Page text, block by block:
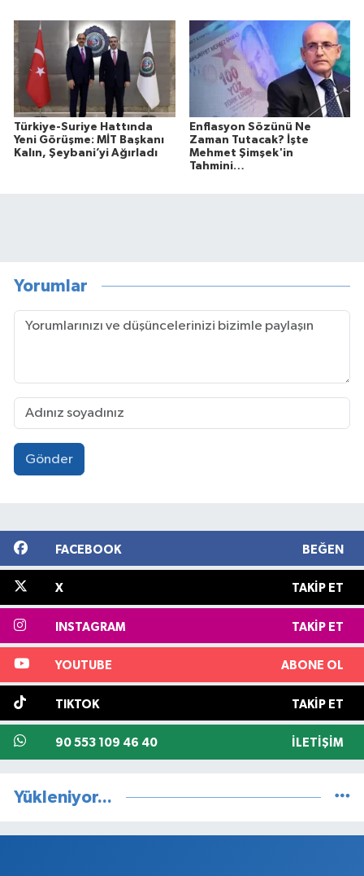
Türkiye-Suriye Hattında
Yeni Görüşme: MİT Başkanı
Kalın, Şeybani’yi Ağırladı
Enflasyon Sözünü Ne
Zaman Tutacak? İşte
Mehmet Şimşek'in
Tahmini…
Yorumlar
Gönder
FACEBOOK BEĞEN
X TAKIP ET
INSTAGRAM TAKIP ET
YOUTUBE ABONE OL
TIKTOK TAKIP ET
90 553 109 46 40 İLETIŞIM
Yükleniyor...